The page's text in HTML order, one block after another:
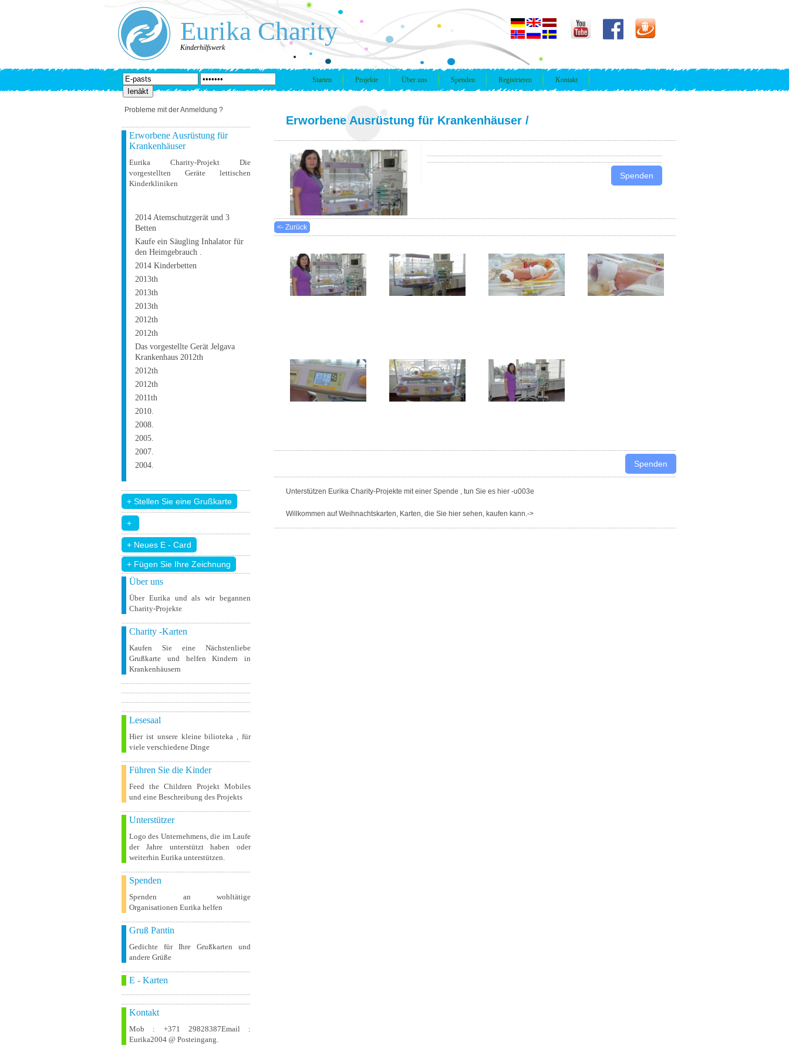
Eurika Charity
Kinderhilfswerk
Starten Projekte Über uns Spenden Registrieren Kontakt
Probleme mit der Anmeldung ?
Erworbene Ausrüstung für
Krankenhäuser
Eurika Charity-Projekt Die
vorgestellten Geräte lettischen
Kinderkliniken
2014 Atemschutzgerät und 3
Betten
Kaufe ein Säugling Inhalator für
den Heimgebrauch .
2014 Kinderbetten
2013th
2013th
2013th
2012th
2012th
Das vorgestellte Gerät Jelgava
Krankenhaus 2012th
2012th
2012th
2011th
2010.
2008.
2005.
2007.
2004.
+ Fügen Sie Ihre Zeichnung
Über uns
Über Eurika und als wir begannen
Charity-Projekte
Charity -Karten
Kaufen Sie eine Nächstenliebe
Grußkarte und helfen Kindern in
Krankenhäusern
Lesesaal
Hier ist unsere kleine bilioteka , für
viele verschiedene Dinge
Führen Sie die Kinder
Feed the Children Projekt Mobiles
und eine Beschreibung des Projekts
Unterstützer
Logo des Unternehmens, die im Laufe
der Jahre unterstützt haben oder
weiterhin Eurika unterstützen.
Spenden
Spenden an wohltätige
Organisationen Eurika helfen
Gruß Pantin
Gedichte für Ihre Grußkarten und
andere Grüße
E - Karten
Kontakt
Mob : +371 29828387Email :
Eurika2004 @ Posteingang.
Erworbene Ausrüstung für Krankenhäuser /
<- Zurück
Unterstützen Eurika Charity-Projekte mit einer Spende , tun Sie es hier -u003e
Willkommen auf Weihnachtskarten, Karten, die Sie hier sehen, kaufen kann.->